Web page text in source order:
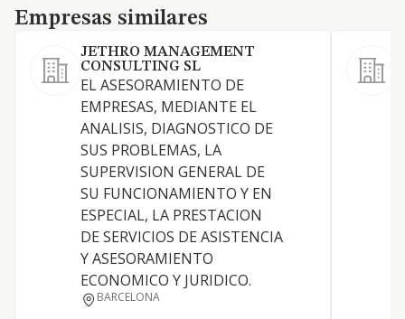
Empresas similares
Empresas similares
JETHRO MANAGEMENT
CONSULTING SL
EL ASESORAMIENTO DE
EMPRESAS, MEDIANTE EL
ANALISIS, DIAGNOSTICO DE
SUS PROBLEMAS, LA
SUPERVISION GENERAL DE
SU FUNCIONAMIENTO Y EN
ESPECIAL, LA PRESTACION
DE SERVICIOS DE ASISTENCIA
Y ASESORAMIENTO
ECONOMICO Y JURIDICO.
BARCELONA